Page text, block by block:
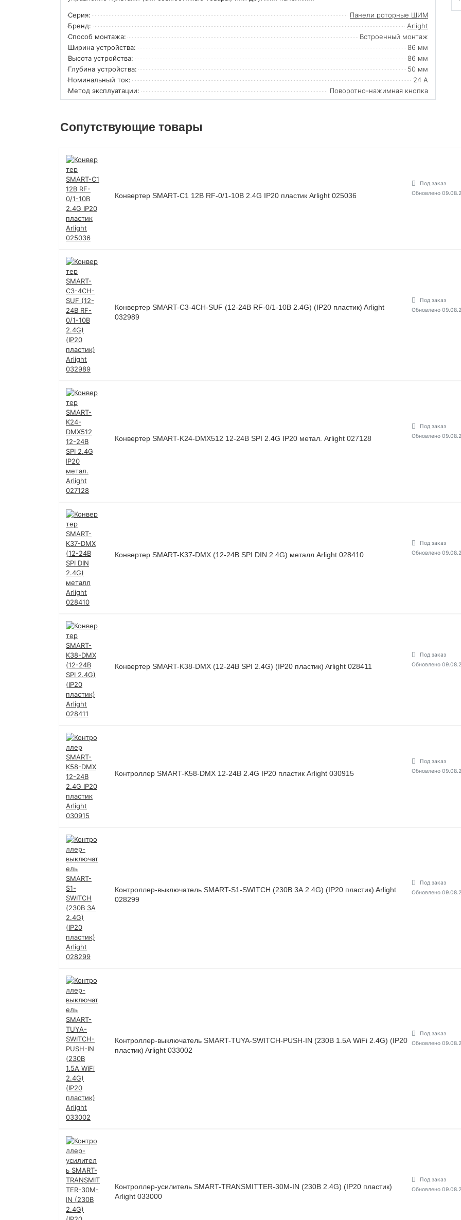
Серия:
Панели роторные ШИМ
Бренд:
Arlight
Способ монтажа:
Встроенный монтаж
Ширина устройства:
86 мм
Высота устройства:
86 мм
Глубина устройства:
50 мм
Номинальный ток:
24 А
Метод эксплуатации:
Поворотно-нажимная кнопка
Сопутствующие товары
Конвертер SMART-C1 12В RF-0/1-10В 2.4G IP20 пластик Arlight 025036
Под заказ
Обновлено
Конвертер SMART-C3-4CH-SUF (12-24В RF-0/1-10В 2.4G) (IP20 пластик) Arlight
032989
Под заказ
Обновлено
Конвертер SMART-K24-DMX512 12-24В SPI 2.4G IP20 метал. Arlight 027128
Под заказ
Обновлено
Конвертер SMART-K37-DMX (12-24В SPI DIN 2.4G) металл Arlight 028410
Под заказ
Обновлено
Конвертер SMART-K38-DMX (12-24В SPI 2.4G) (IP20 пластик) Arlight 028411
Под заказ
Обновлено
Контроллер SMART-K58-DMX 12-24В 2.4G IP20 пластик Arlight 030915
Под заказ
Обновлено
Контроллер-выключатель SMART-S1-SWITCH (230В 3А 2.4G) (IP20 пластик) Arlight
028299
Под заказ
Обновлено
Контроллер-выключатель SMART-TUYA-SWITCH-PUSH-IN (230В 1.5А WiFi 2.4G) (IP20
пластик) Arlight 033002
Под заказ
Обновлено
Контроллер-усилитель SMART-TRANSMITTER-30M-IN (230В 2.4G) (IP20 пластик)
Arlight 033000
Под заказ
Обновлено